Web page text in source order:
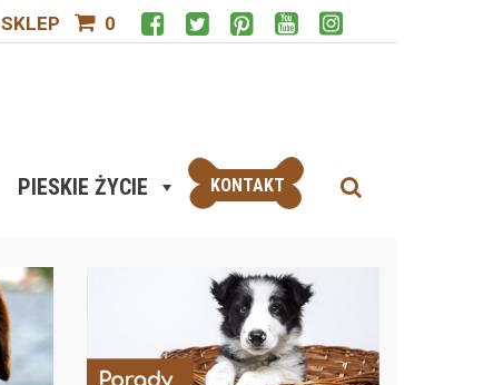
SKLEP 0
PIESKIE ŻYCIE KONTAKT